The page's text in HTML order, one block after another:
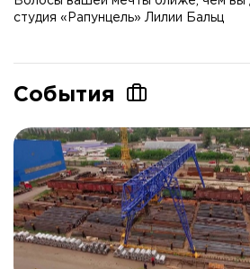
студия «Рапунцель» Лилии Бальц
События